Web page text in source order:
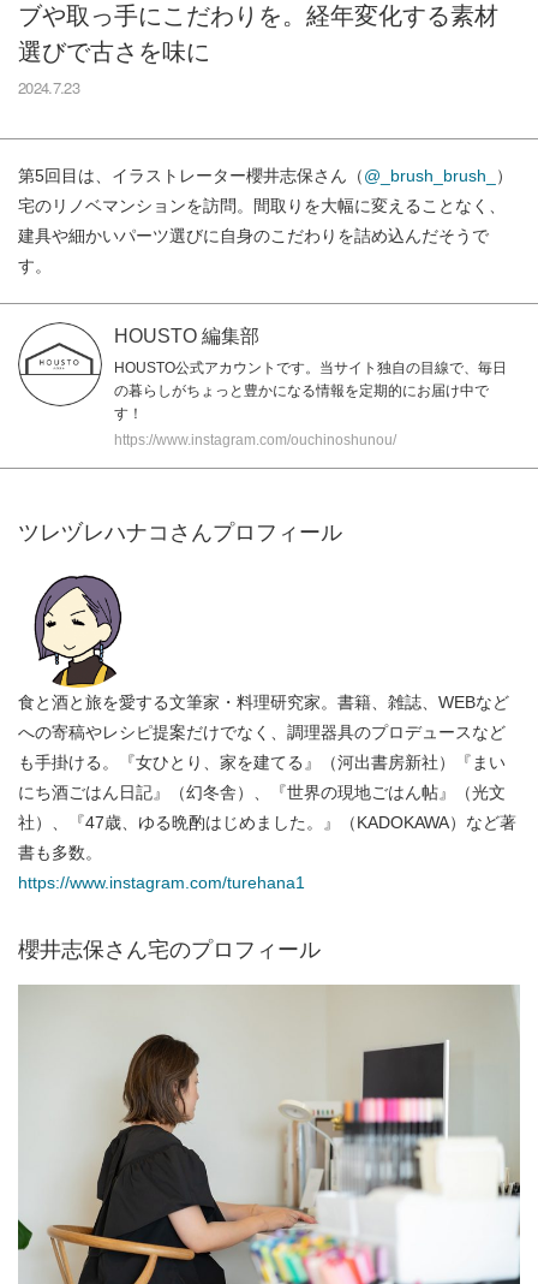
ブや取っ手にこだわりを。経年変化する素材
選びで古さを味に
2024.7.23
第5回目は、イラストレーター櫻井志保さん（@_brush_brush_
）
宅のリノベマンションを訪問。間取りを大幅に変えることなく、
建具や細かいパーツ選びに自身のこだわりを詰め込んだそうで
す。
HOUSTO 編集部
HOUSTO公式アカウントです。当サイト独自の目線で、毎日
の暮らしがちょっと豊かになる情報を定期的にお届け中で
す！
https://www.instagram.com/ouchinoshunou/
ツレヅレハナコさんプロフィール
食と酒と旅を愛する文筆家・料理研究家。書籍、雑誌、WEBなど
への寄稿やレシピ提案だけでなく、調理器具のプロデュースなど
も手掛ける。『女ひとり、家を建てる』（河出書房新社）『まい
にち酒ごはん日記』（幻冬舎）、『世界の現地ごはん帖』（光文
社）、『47歳、ゆる晩酌はじめました。』（KADOKAWA）など著
書も多数。
https://www.instagram.com/turehana1
櫻井志保さん宅のプロフィール